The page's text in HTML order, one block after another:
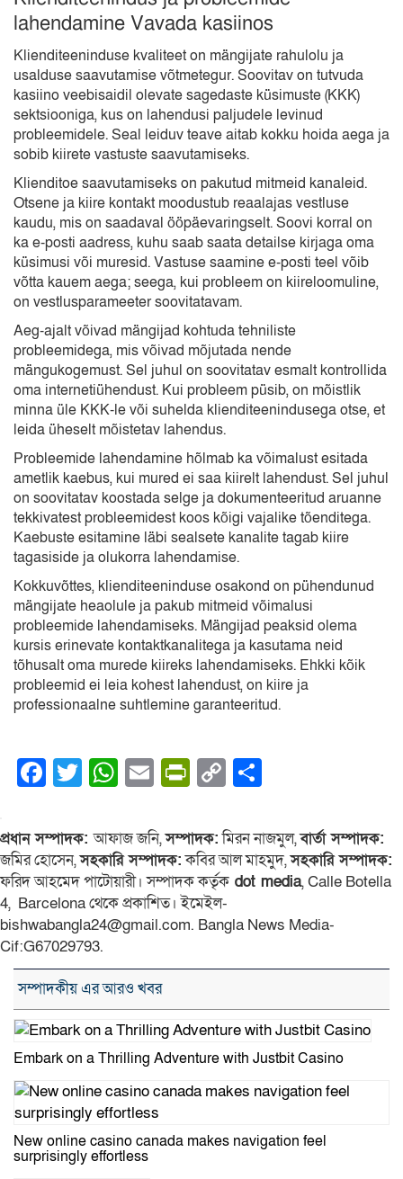
lahendamine Vavada kasiinos
Klienditeeninduse kvaliteet on mängijate rahulolu ja
usalduse saavutamise võtmetegur. Soovitav on tutvuda
kasiino veebisaidil olevate sagedaste küsimuste (KKK)
sektsiooniga, kus on lahendusi paljudele levinud
probleemidele. Seal leiduv teave aitab kokku hoida aega ja
sobib kiirete vastuste saavutamiseks.
Klienditoe saavutamiseks on pakutud mitmeid kanaleid.
Otsene ja kiire kontakt moodustub reaalajas vestluse
kaudu, mis on saadaval ööpäevaringselt. Soovi korral on
ka e-posti aadress, kuhu saab saata detailse kirjaga oma
küsimusi või muresid. Vastuse saamine e-posti teel võib
võtta kauem aega; seega, kui probleem on kiireloomuline,
on vestlusparameeter soovitatavam.
Aeg-ajalt võivad mängijad kohtuda tehniliste
probleemidega, mis võivad mõjutada nende
mängukogemust. Sel juhul on soovitatav esmalt kontrollida
oma internetiühendust. Kui probleem püsib, on mõistlik
minna üle KKK-le või suhelda klienditeenindusega otse, et
leida üheselt mõistetav lahendus.
Probleemide lahendamine hõlmab ka võimalust esitada
ametlik kaebus, kui mured ei saa kiirelt lahendust. Sel juhul
on soovitatav koostada selge ja dokumenteeritud aruanne
tekkivatest probleemidest koos kõigi vajalike tõenditega.
Kaebuste esitamine läbi sealsete kanalite tagab kiire
tagasiside ja olukorra lahendamise.
Kokkuvõttes, klienditeeninduse osakond on pühendunud
mängijate heaolule ja pakub mitmeid võimalusi
probleemide lahendamiseks. Mängijad peaksid olema
kursis erinevate kontaktkanalitega ja kasutama neid
tõhusalt oma murede kiireks lahendamiseks. Ehkki kõik
probleemid ei leia kohest lahendust, on kiire ja
professionaalne suhtlemine garanteeritud.
Facebook
Twitter
WhatsApp
EmailPrintFriendly
Copy
প্রধান সম্পাদক:আফাজ জনি,সম্পাদক:মিরন নাজমুল,বার্তা সম্পাদক:
জমির হোসেন,সহকারি সম্পাদক:কবির আল মাহমুদ,সহকারি সম্পাদক:
ফরিদ আহমেদ পাটোয়ারী। সম্পাদক কর্তৃক dot media, Calle Botella
4, Barcelona থেকে প্রকাশিত। ইমেইল-
bishwabangla24@gmail.com. Bangla News Media-
Cif:G67029793.
সম্পাদকীয় এর আরও খবর
Embark on a Thrilling Adventure with Justbit Casino
New online casino canada makes navigation feel
surprisingly effortless